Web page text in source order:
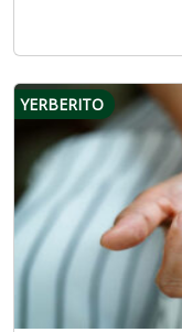
YERBERITO